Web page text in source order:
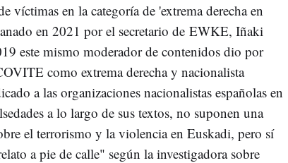
víctimas en la categoría de 'extrema derecha en
en 2021 por el secretario de EWKE, Iñaki
este mismo moderador de contenidos dio por
como extrema derecha y nacionalista
a las organizaciones nacionalistas españolas en
a lo largo de sus textos, no suponen una
el terrorismo y la violencia en Euskadi, pero sí
a pie de calle" según la investigadora sobre